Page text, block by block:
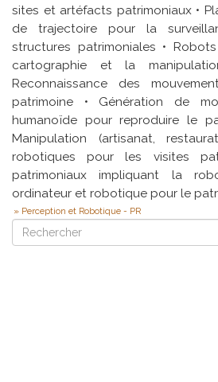
sites et artéfacts patrimoniaux •
de trajectoire pour la
structures patrimoniales •
cartographie et la
Reconnaissance des
patrimoine • Génération de
humanoïde pour reproduire le
Manipulation (artisanat,
robotiques pour les visites
patrimoniaux impliquant la
ordinateur et robotique pour le
Perception et Robotique - PR
Rechercher
Rechercher